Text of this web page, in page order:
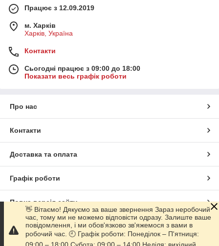
Працює з 12.09.2019
м. Харків
Харків, Україна
Контакти
Сьогодні працює з 09:00 до 18:00
Показати весь графік роботи
Про нас
Контакти
Доставка та оплата
Графік роботи
Повна версія сайту
Сайт створено на маркетплейсіProm.ua
👋 Вітаємо! Дякуємо за ваше звернення Зараз неробочий
час, тому ми не можемо відповісти одразу. Залиште ваше
повідомлення, і ми обов'язково зв'яжемося з вами в
робочий час. 🕘 Графік роботи: Понеділок – П'ятниця: